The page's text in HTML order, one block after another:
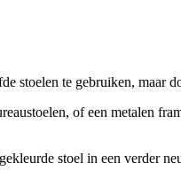
stoelen te gebruiken, maar
of een metalen
stoel in een verder